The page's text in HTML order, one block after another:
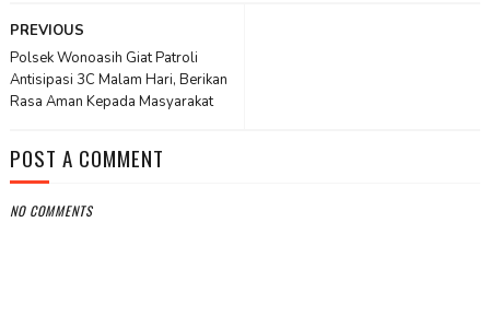
PREVIOUS
Polsek Wonoasih Giat Patroli
Antisipasi 3C Malam Hari, Berikan
Rasa Aman Kepada Masyarakat
POST A COMMENT
NO COMMENTS